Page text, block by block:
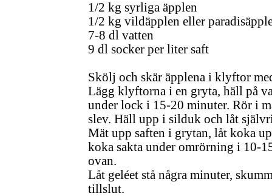
1/2 kg syrliga äpplen
1/2 kg vildäpplen eller
7-8 dl vatten
9 dl socker per liter saft
Skölj och skär äpplena i klyftor
Lägg klyftorna i en gryta, häll på
under lock i 15-20 minuter. Rör i
slev. Häll upp i silduk och låt
Mät upp saften i grytan, låt koka
koka sakta under omrörning i 10-
ovan.
Låt geléet stå några minuter,
tillslut.